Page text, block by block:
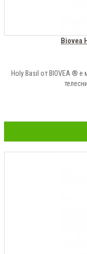
Biovea
Holy Basil от BIOVEA ®